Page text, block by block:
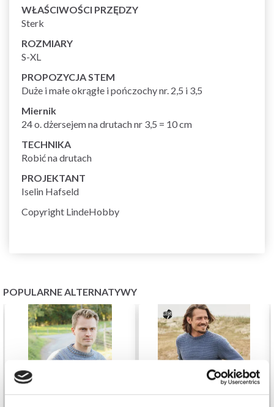
WŁAŚCIWOŚCI PRZĘDZY
Sterk
ROZMIARY
S-XL
PROPOZYCJA STEM
Duże i małe okrągłe i pończochy nr. 2,5 i 3,5
Miernik
24 o. dżersejem na drutach nr 3,5 = 10 cm
TECHNIKA
Robić na drutach
PROJEKTANT
Iselin Hafseld
Copyright LindeHobby
POPULARNE ALTERNATYWY